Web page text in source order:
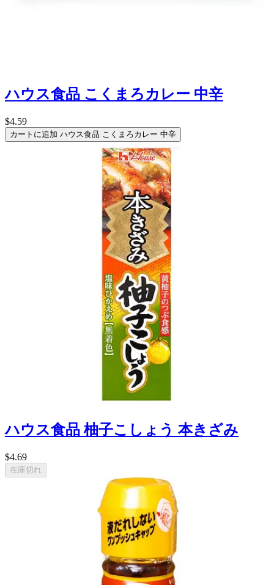
ハウス食品 こくまろカレー 中辛
$4.59
カートに追加 ハウス食品 こくまろカレー 中辛
ハウス食品 柚子こしょう 本きざみ
$4.69
在庫切れ